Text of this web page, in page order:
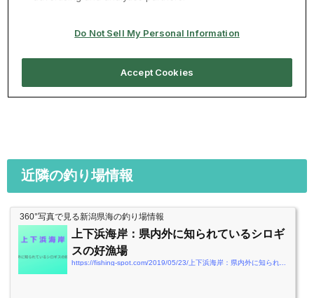
近隣の釣り場情報
360°写真で見る新潟県海の釣り場情報
上下浜海岸：県内外に知られているシロギ
スの好漁場